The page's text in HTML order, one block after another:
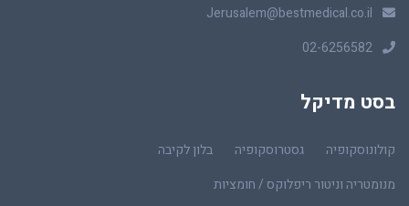
Jerusalem@bestmedical.co.il
02-6256582
בסט מדיקל
קולונוסקופיה גסטרוסקופיה
בלון לקיבה
מנומטריה וניטור ריפלוקס / חומציות